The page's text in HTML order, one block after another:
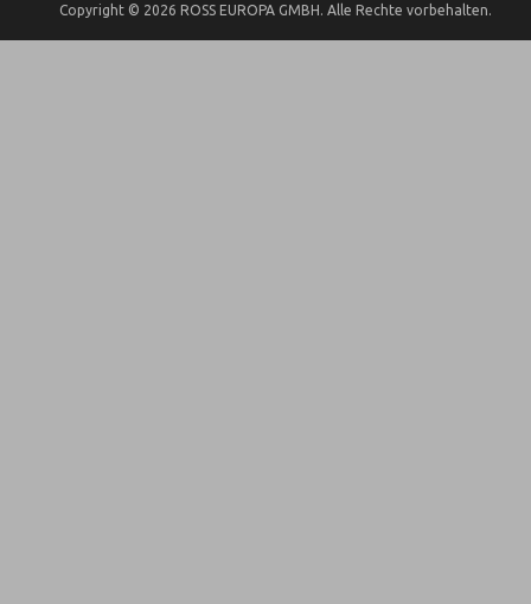
Copyright © 2026 ROSS EUROPA GMBH. Alle Rechte vorbehalten.